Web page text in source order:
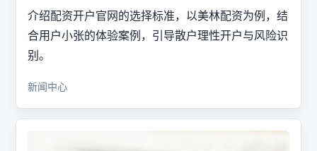
介绍配资开户官网的选择标准，以美林配资为例，结
合用户小张的体验案例，引导散户理性开户与风险识
别。
新闻中心